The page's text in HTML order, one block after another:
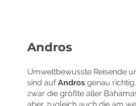
Andros
Umweltbewusste Reisende
sind aufAndrosgenau
zwar die größte aller